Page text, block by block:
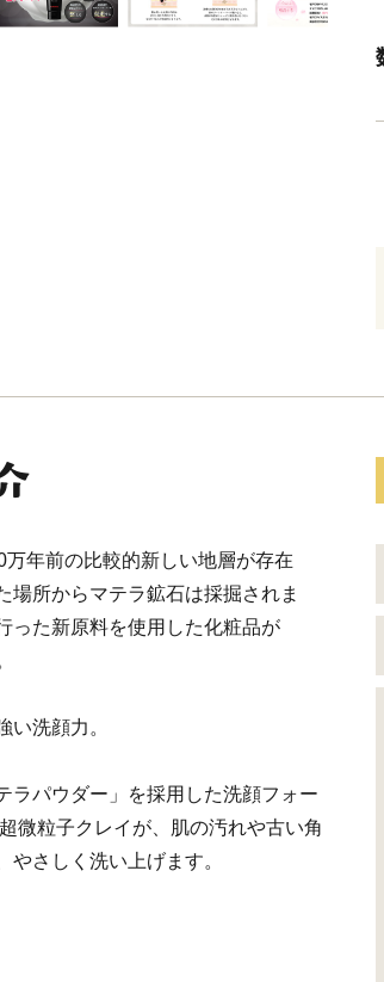
年前の比較的新しい地層が存在
場所からマテラ鉱石は採掘されま
った新原料を使用した化粧品が
い洗顔力。
ラパウダー」を採用した洗顔フォー
微粒子クレイが、肌の汚れや古い角
さしく洗い上げます。